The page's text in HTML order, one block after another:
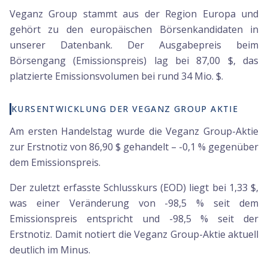
Veganz Group stammt aus der Region Europa und
gehört zu den europäischen Börsenkandidaten in
unserer Datenbank. Der Ausgabepreis beim
Börsengang (Emissionspreis) lag bei 87,00 $, das
platzierte Emissionsvolumen bei rund 34 Mio. $.
KURSENTWICKLUNG DER VEGANZ GROUP AKTIE
Am ersten Handelstag wurde die Veganz Group-Aktie
zur Erstnotiz von 86,90 $ gehandelt – -0,1 % gegenüber
dem Emissionspreis.
Der zuletzt erfasste Schlusskurs (EOD) liegt bei 1,33 $,
was einer Veränderung von -98,5 % seit dem
Emissionspreis entspricht und -98,5 % seit der
Erstnotiz. Damit notiert die Veganz Group-Aktie aktuell
deutlich im Minus.